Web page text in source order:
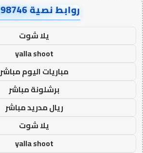
روابط نصية AA98746
يلا شوت
yalla shoot
مباريات اليوم مباشر
برشلونة مباشر
ريال مدريد مباشر
يلا شوت
yalla shoot